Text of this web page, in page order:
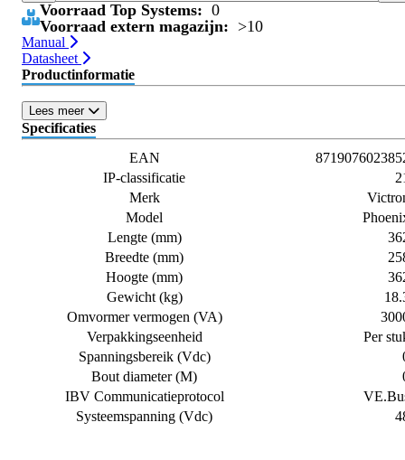
Voorraad Top Systems: 0
Voorraad extern magazijn: >10
Manual
Datasheet
Productinformatie
Lees meer
Specificaties
EAN
IP-classificatie
Merk
Model
Lengte (mm)
Breedte (mm)
Hoogte (mm)
Gewicht (kg)
Omvormer vermogen (VA)
Verpakkingseenheid
Per
Spanningsbereik (Vdc)
Bout diameter (M)
IBV Communicatieprotocol
Systeemspanning (Vdc)